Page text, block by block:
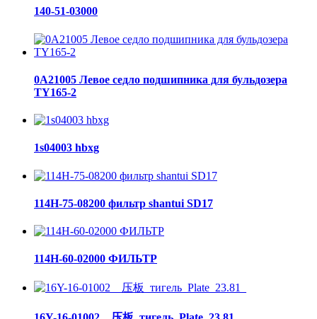
140-51-03000
0A21005 Левое седло подшипника для бульдозера
TY165-2
1s04003 hbxg
114H-75-08200 фильтр shantui SD17
114H-60-02000 ФИЛЬТР